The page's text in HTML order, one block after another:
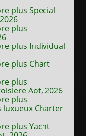
plus Special
plus
plus Individual
plus Chart
plus
Aot, 2026
plus
luxueux Charter
plus Yacht